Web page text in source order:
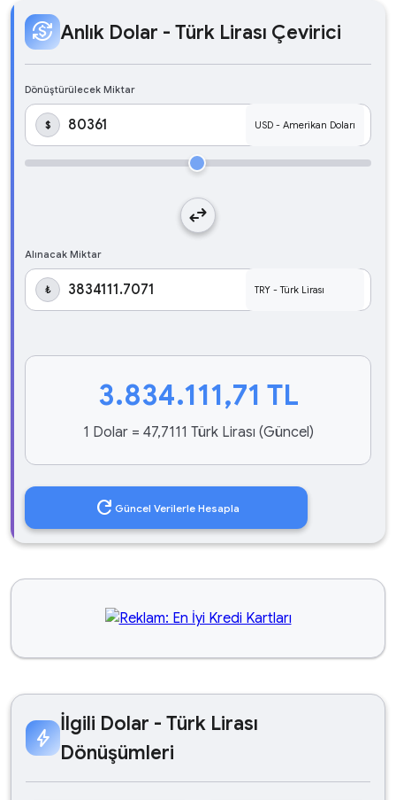
currency_exchange Anlık Dolar - Türk Lirası Çevirici
Dönüştürülecek Miktar
$
swap_horiz
Alınacak Miktar
₺
3.834.111,71 TL
1 Dolar = 47,7111 Türk Lirası (Güncel)
refresh Güncel Verilerle Hesapla
bolt
İlgili Dolar - Türk Lirası
Dönüşümleri